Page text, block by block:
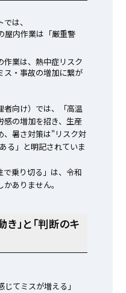
は、
屋内作業は「厳重警
作業は、熱中症リスク
ス・事故の増加に繋が
者向け）では、「高温
感の増加を招き、生産
、暑さ対策は"リスク対
る」と明記されていま
乗り切る」は、令和
ありません。
」と「判断のキ
じてミスが増える」